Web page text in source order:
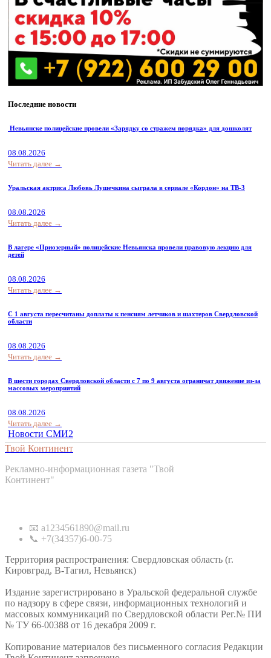
Последние новости
Невьянске полицейские провели «Зарядку со стражем порядка» для дошколят
08.08.2026
Читать далее →
Уральская актриса Любовь Лушечкина сыграла в сериале «Кордон» на ТВ-3
08.08.2026
Читать далее →
В лагере «Приозерный» полицейские Невьянска провели правовую лекцию для
детей
08.08.2026
Читать далее →
С 1 августа пересчитаны доплаты к пенсиям летчиков и шахтеров Свердловской
области
08.08.2026
Читать далее →
В шести городах Свердловской области с 7 по 9 августа ограничат движение из-за
массовых мероприятий
08.08.2026
Читать далее →
Новости СМИ2
Твой Континент
Рекламно-информационная газета "Твой
Континент"
📧 a1234561890@mail.ru
📞 +7(34357)6-00-75
Территория распространения: Свердловская область (г.
Кировград, В-Тагил, Невьянск)
Издание зарегистрировано в Уральской федеральной службе
по надзору в сфере связи, информационных технологий и
массовых коммуникаций по Свердловской области Рег.№ ПИ
№ ТУ 66-00388 от 16 декабря 2009 г.
Копирование материалов без письменного согласия Редакции